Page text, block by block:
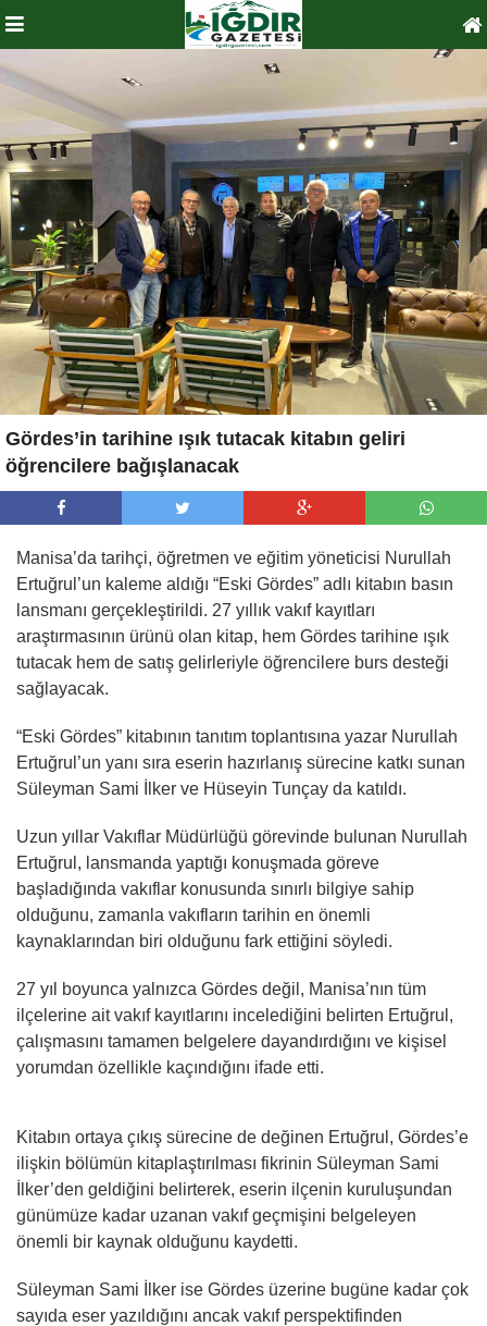
Gördes’in tarihine ışık tutacak kitabın geliri
öğrencilere bağışlanacak
Manisa’da tarihçi, öğretmen ve eğitim yöneticisi Nurullah
Ertuğrul’un kaleme aldığı “Eski Gördes” adlı kitabın basın
lansmanı gerçekleştirildi. 27 yıllık vakıf kayıtları
araştırmasının ürünü olan kitap, hem Gördes tarihine ışık
tutacak hem de satış gelirleriyle öğrencilere burs desteği
sağlayacak.
“Eski Gördes” kitabının tanıtım toplantısına yazar Nurullah
Ertuğrul’un yanı sıra eserin hazırlanış sürecine katkı sunan
Süleyman Sami İlker ve Hüseyin Tunçay da katıldı.
Uzun yıllar Vakıflar Müdürlüğü görevinde bulunan Nurullah
Ertuğrul, lansmanda yaptığı konuşmada göreve
başladığında vakıflar konusunda sınırlı bilgiye sahip
olduğunu, zamanla vakıfların tarihin en önemli
kaynaklarından biri olduğunu fark ettiğini söyledi.
27 yıl boyunca yalnızca Gördes değil, Manisa’nın tüm
ilçelerine ait vakıf kayıtlarını incelediğini belirten Ertuğrul,
çalışmasını tamamen belgelere dayandırdığını ve kişisel
yorumdan özellikle kaçındığını ifade etti.
Kitabın ortaya çıkış sürecine de değinen Ertuğrul, Gördes’e
ilişkin bölümün kitaplaştırılması fikrinin Süleyman Sami
İlker’den geldiğini belirterek, eserin ilçenin kuruluşundan
günümüze kadar uzanan vakıf geçmişini belgeleyen
önemli bir kaynak olduğunu kaydetti.
Süleyman Sami İlker ise Gördes üzerine bugüne kadar çok
sayıda eser yazıldığını ancak vakıf perspektifinden